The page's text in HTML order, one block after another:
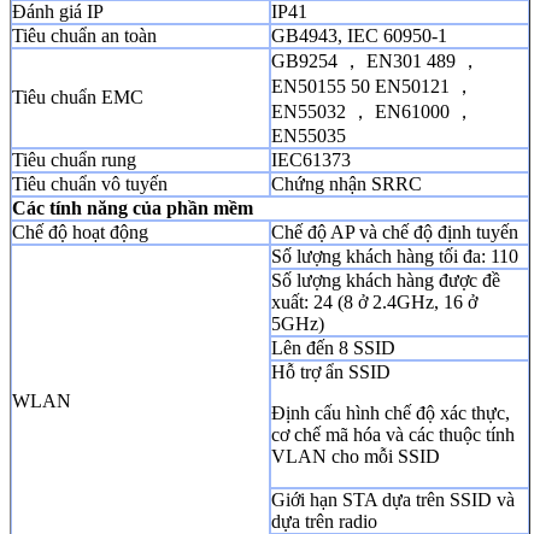
Đánh giá IP
IP41
Tiêu chuẩn an toàn
GB4943, IEC 60950-1
Tiêu chuẩn EMC
GB9254 ， EN301 489 ，
EN50155 50 EN50121 ，
EN55032 ， EN61000 ，
EN55035
Tiêu chuẩn rung
IEC61373
Tiêu chuẩn vô tuyến
Chứng nhận SRRC
Các tính năng của phần mềm
Chế độ hoạt động
Chế độ AP và chế độ định tuyến
WLAN
Số lượng khách hàng tối đa: 110
Số lượng khách hàng được đề
xuất: 24 (8 ở 2.4GHz, 16 ở
5GHz)
Lên đến 8 SSID
Hỗ trợ ẩn SSID
Định cấu hình chế độ xác thực,
cơ chế mã hóa và các thuộc tính
VLAN cho mỗi SSID
Giới hạn STA dựa trên SSID và
dựa trên radio